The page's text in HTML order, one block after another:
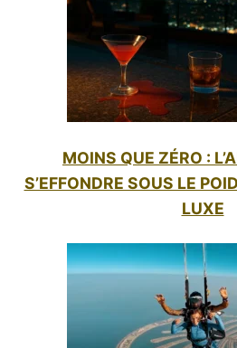
MOINS QUE ZÉRO :
S’EFFONDRE SOUS LE
LUXE